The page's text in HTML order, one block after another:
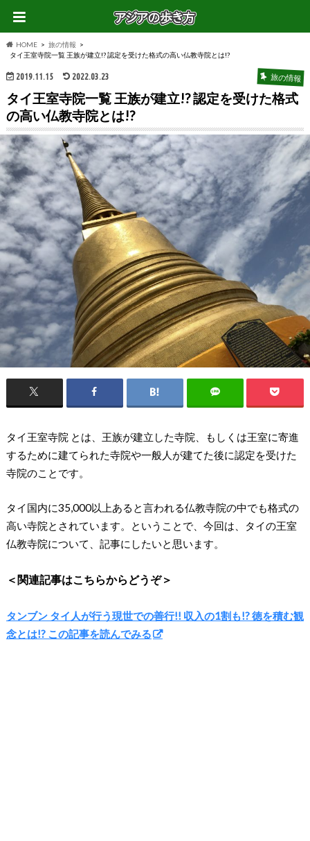
HOME
旅の情報
タイ王室寺院一覧 王族が建立!? 認定を受けた格式の高い仏教寺院とは!?
2019.11.15 2022.03.23 旅の情報
タイ王室寺院一覧 王族が建立!? 認定を受けた格式
の高い仏教寺院とは!?
タイ王室寺院 とは、王族が建立した寺院、もしくは王室に寄進
するために建てられた寺院や一般人が建てた後に認定を受けた
寺院のことです。
タイ国内に35,000以上あると言われる仏教寺院の中でも格式の
高い寺院とされています。ということで、今回は、タイの王室
仏教寺院について、記事にしたいと思います。
＜関連記事はこちらからどうぞ＞
タンブン タイ人が行う現世での善行!! 収入の1割も!? 徳を積む観
念とは!? この記事を読んでみる